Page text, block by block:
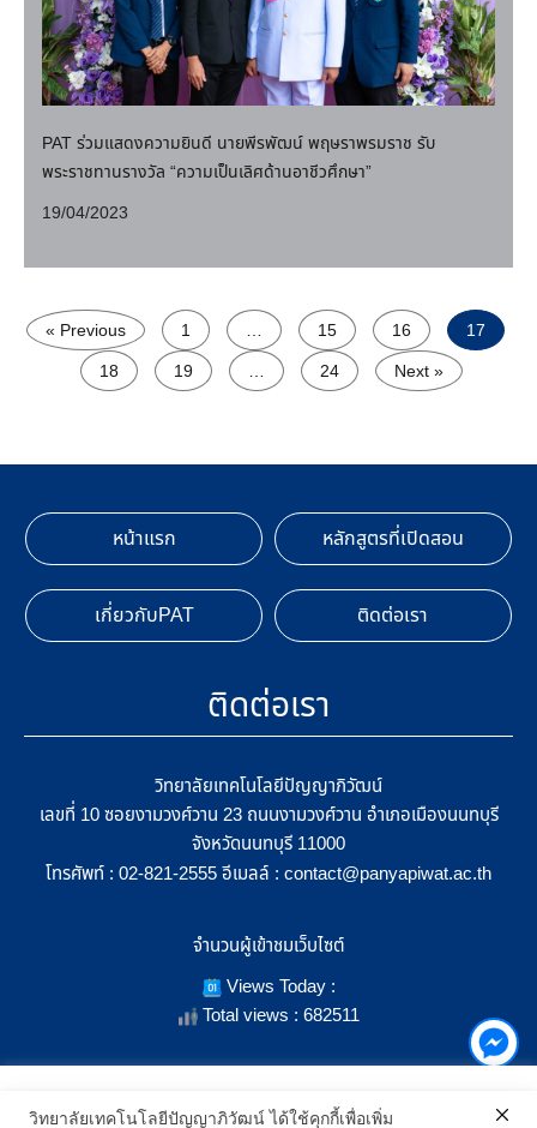
PAT ร่วมแสดงความยินดี นายพีรพัฒน์ พฤษราพรมราช รับ
พระราชทานรางวัล “ความเป็นเลิศด้านอาชีวศึกษา”
19/04/2023
« Previous 1 … 15 16 17
18 19 … 24 Next »
หน้าแรก หลักสูตรที่เปิดสอน
เกี่ยวกับPAT ติดต่อเรา
ติดต่อเรา
วิทยาลัยเทคโนโลยีปัญญาภิวัฒน์
เลขที่ 10 ซอยงามวงศ์วาน 23 ถนนงามวงศ์วาน อำเภอเมืองนนทบุรี
จังหวัดนนทบุรี 11000
โทรศัพท์ : 02-821-2555 อีเมลล์ : contact@panyapiwat.ac.th
จำนวนผู้เข้าชมเว็บไซต์
Views Today :
Total views : 682511
เราใช้คุกกี้เพื่อเพิ่มประสิทธิภาพ และประสบการณ์ที่ดีในการใช้งาน
วิทยาลัยเทคโนโลยีปัญญาภิวัฒน์ ได้ใช้คุกกี้เพื่อเพิ่ม